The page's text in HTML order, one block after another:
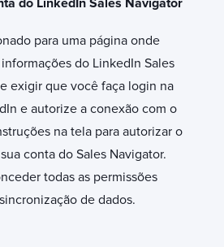
para uma página onde
do LinkedIn Sales
exigir que você faça login na
e autorize a conexão com o
na tela para autorizar o
conta do Sales Navigator.
todas as permissões
de dados.